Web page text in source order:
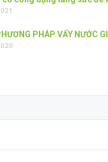
PHÁP VẨY NƯỚC